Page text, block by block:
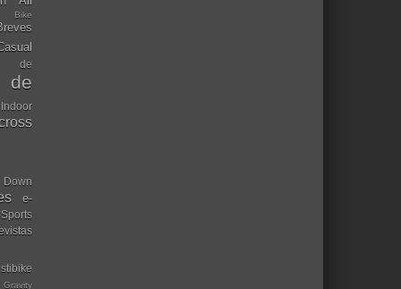
Bike
de
de
Down
e-
Gravity